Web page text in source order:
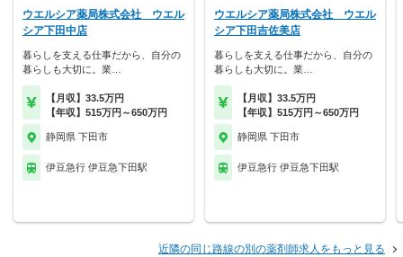
ウエルシア薬局株式会社 ウエル
シア下田中店
暮らしを支える仕事だから、自分の
暮らしも大切に。業…
【月収】33.5万円
【年収】515万円～650万円
静岡県 下田市
伊豆急行 伊豆急下田駅
ウエルシア薬局株式会社 ウエル
シア下田吉佐美店
暮らしを支える仕事だから、自分の
暮らしも大切に。業…
【月収】33.5万円
【年収】515万円～650万円
静岡県 下田市
伊豆急行 伊豆急下田駅
近隣の同じ路線の別の薬剤師求人をもっと見る